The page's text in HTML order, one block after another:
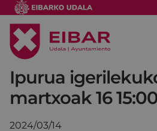
Ipurua
martxoak 16
2024/03/14